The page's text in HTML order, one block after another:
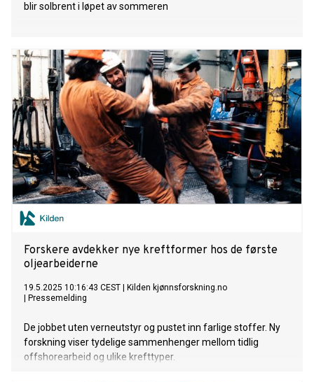
blir solbrent i løpet av sommeren
Forskere avdekker nye kreftformer hos de første
oljearbeiderne
19.5.2025 10:16:43 CEST
Kilden kjønnsforskning.no
Pressemelding
De jobbet uten verneutstyr og pustet inn farlige stoffer. Ny
forskning viser tydelige sammenhenger mellom tidlig
offshorearbeid og ulike krefttyper.